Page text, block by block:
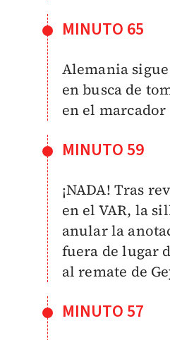
MINUTO 65
Alemania
en busca de
en el marcador
MINUTO 59
¡NADA! Tras
en el VAR, la
anular la
fuera de lugar
al remate de
MINUTO 57